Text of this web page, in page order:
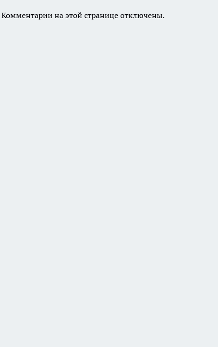
Комментарии на этой странице отключены.